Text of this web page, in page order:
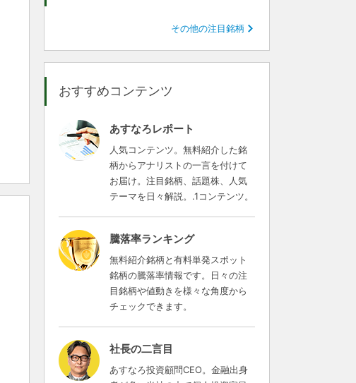
その他の注目銘柄
おすすめコンテンツ
あすなろレポート
人気コンテンツ。無料紹介した銘
柄からアナリストの一言を付けて
お届け。注目銘柄、話題株、人気
テーマを日々解説。.1コンテンツ。
騰落率ランキング
無料紹介銘柄と有料単発スポット
銘柄の騰落率情報です。日々の注
目銘柄や値動きを様々な角度から
チェックできます。
社長の二言目
あすなろ投資顧問CEO。金融出身